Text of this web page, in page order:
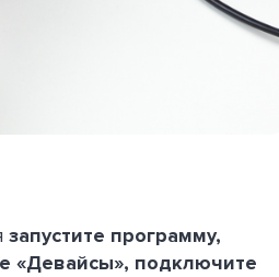
запустите программу,
«Девайсы», подключите